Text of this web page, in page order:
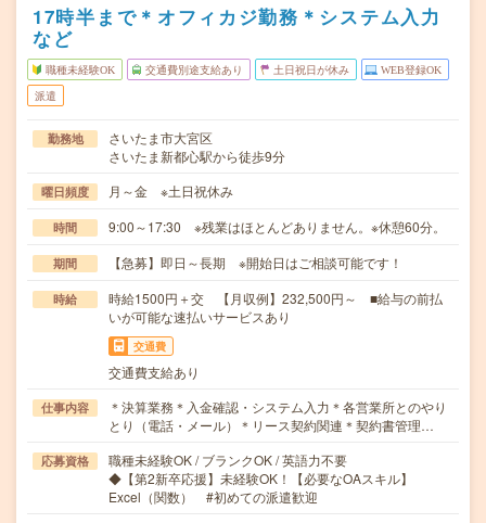
17時半まで＊オフィカジ勤務＊システム入力
など
職種未経験OK 交通費別途支給あり 土日祝日が休み WEB登録OK
派遣
勤務地
さいたま市大宮区
さいたま新都心駅から徒歩9分
曜日頻度 月～金 ※土日祝休み
時間 9:00～17:30 ※残業はほとんどありません。※休憩60分。
期間 【急募】即日～長期 ※開始日はご相談可能です！
時給
時給1500円＋交 【月収例】232,500円～ ■給与の前払
いが可能な速払いサービスあり
交通費
交通費支給あり
仕事内容
＊決算業務＊入金確認・システム入力＊各営業所とのやり
とり（電話・メール）＊リース契約関連＊契約書管理…
応募資格
職種未経験OK / ブランクOK / 英語力不要
◆【第2新卒応援】未経験OK！【必要なOAスキル】
Excel（関数） #初めての派遣歓迎